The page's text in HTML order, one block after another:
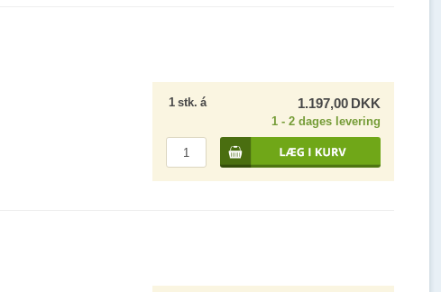
1 stk. á 1.197,00 DKK
1 - 2 dages levering